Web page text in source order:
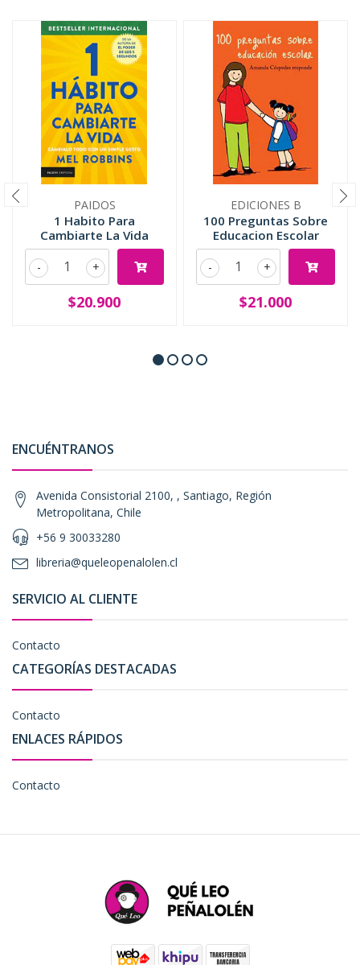
PAIDOS
1 Habito Para
Cambiarte La Vida
+
-
$20.900
EDICIONES B
100 Preguntas Sobre
Educacion Escolar
+
-
$21.000
ENCUÉNTRANOS
Avenida Consistorial 2100, , Santiago, Región
Metropolitana, Chile
+56 9 30033280
libreria@queleopenalolen.cl
SERVICIO AL CLIENTE
Contacto
CATEGORÍAS DESTACADAS
Contacto
ENLACES RÁPIDOS
Contacto